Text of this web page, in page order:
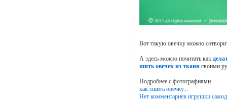
Вот такую овечку можно
А здесь можно почитать как
шить овечек из ткани своими
Подробнее с фотографиями
как сшить овечку...
Нет комментариев игрушки